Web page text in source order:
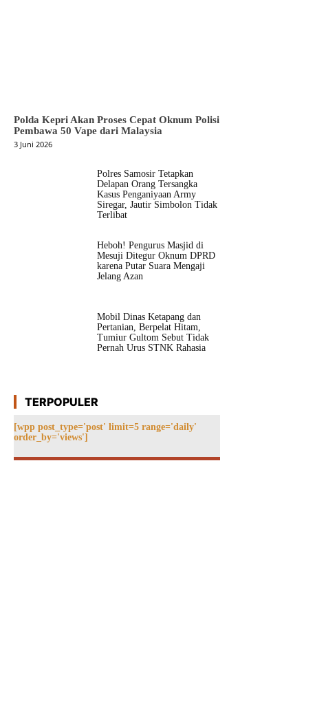
Polda Kepri Akan Proses Cepat Oknum Polisi
Pembawa 50 Vape dari Malaysia
3 Juni 2026
Polres Samosir Tetapkan
Delapan Orang Tersangka
Kasus Penganiyaan Army
Siregar, Jautir Simbolon Tidak
Terlibat
Heboh! Pengurus Masjid di
Mesuji Ditegur Oknum DPRD
karena Putar Suara Mengaji
Jelang Azan
Mobil Dinas Ketapang dan
Pertanian, Berpelat Hitam,
Tumiur Gultom Sebut Tidak
Pernah Urus STNK Rahasia
TERPOPULER
[wpp post_type='post' limit=5 range='daily'
order_by='views']